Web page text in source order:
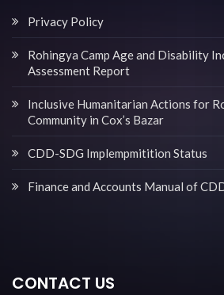
Privacy Policy
Rohingya Camp Age and Disability
Assessment Report
Inclusive Humanitarian Actions for
Community in Cox’s Bazar
CDD-SDG Implempmitition Status
Finance and Accounts Manual of
CONTACT US